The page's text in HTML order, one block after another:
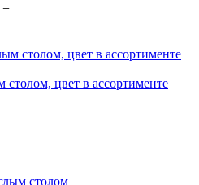
+
цвет в ассортименте